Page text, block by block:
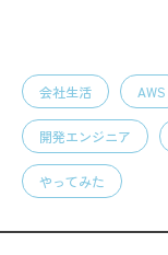
会社生活 AWS
開発エンジニア
やってみた